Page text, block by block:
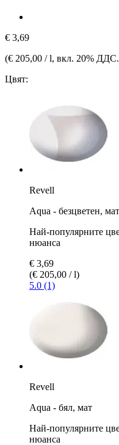
€ 3,69
(€ 205,00 / l, вкл. 20% ДДС.
Цвят:
Revell
Aqua - безцветен, мат
Най-популярните
нюанса
€ 3,69
(€ 205,00 / l)
5.0 (1)
Revell
Aqua - бял, мат
Най-популярните
нюанса